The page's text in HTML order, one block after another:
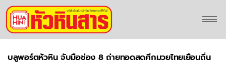
บลูพอร์ตหัวหิน จับมือช่อง 8 ถ่ายทอดสดศึกมวยไทยเยือนถิ่น